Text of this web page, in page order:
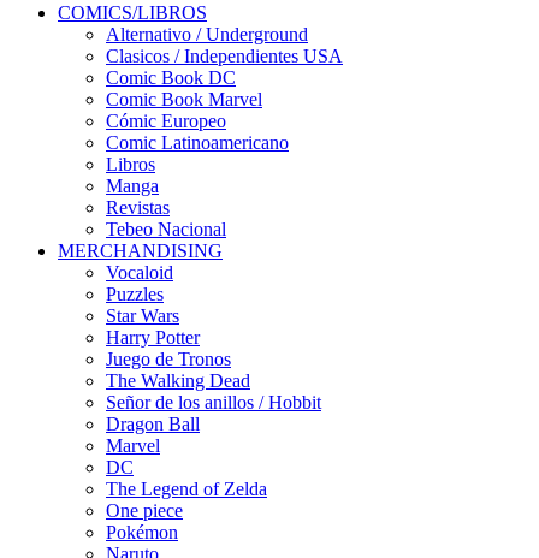
COMICS/LIBROS
Alternativo / Underground
Clasicos / Independientes USA
Comic Book DC
Comic Book Marvel
Cómic Europeo
Comic Latinoamericano
Libros
Manga
Revistas
Tebeo Nacional
MERCHANDISING
Vocaloid
Puzzles
Star Wars
Harry Potter
Juego de Tronos
The Walking Dead
Señor de los anillos / Hobbit
Dragon Ball
Marvel
DC
The Legend of Zelda
One piece
Pokémon
Naruto